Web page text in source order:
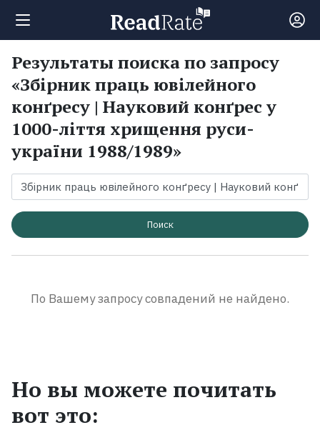
Поиск
Новости
Рейтинги
Книги
Экранизации
Коллекции
Результаты поиска по запросу
«Збірник праць ювілейного
конґресу | Науковий конґрес у
1000-ліття хрищення руси-
україни 1988/1989»
Поиск
По Вашему запросу совпадений не найдено.
Но вы можете почитать
вот это: